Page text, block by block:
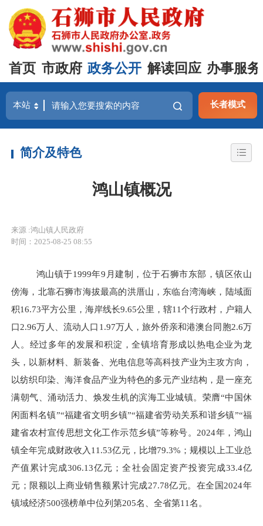
首页 市政府 政务公开 解读回应 办事服务
长者模式
简介及特色
鸿山镇概况
来源 :鸿山镇人民政府
时间：2025-08-25 08:55
鸿山镇于1999年9月建制，位于石狮市东部，镇区依山
傍海，北靠石狮市海拔最高的洪厝山，东临台湾海峡，陆域面
积16.73平方公里，海岸线长9.65公里，辖11个行政村，户籍人
口2.96万人、流动人口1.97万人，旅外侨亲和港澳台同胞2.6万
人。经过多年的发展和积淀，全镇培育形成以热电企业为龙
头，以新材料、新装备、光电信息等高科技产业为主攻方向，
以纺织印染、海洋食品产业为特色的多元产业结构，是一座充
满朝气、涌动活力、焕发生机的滨海工业城镇。荣膺“中国休
闲面料名镇”“福建省文明乡镇”“福建省劳动关系和谐乡镇”“福
建省农村宣传思想文化工作示范乡镇”等称号。2024年，鸿山
镇全年完成财政收入11.53亿元，比增79.3%；规模以上工业总
产值累计完成306.13亿元；全社会固定资产投资完成33.4亿
元；限额以上商业销售额累计完成27.78亿元。在全国2024年
镇域经济500强榜单中位列第205名、全省第11名。